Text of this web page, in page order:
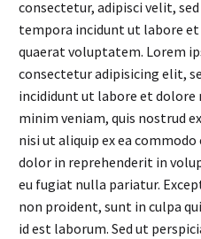
consectetur, adipisci velit,
tempora incidunt ut labore
quaerat voluptatem. Lorem
consectetur adipisicing elit,
incididunt ut labore et dolore
minim veniam, quis nostrud
nisi ut aliquip ex ea
dolor in reprehenderit in
eu fugiat nulla pariatur.
non proident, sunt in culpa
id est laborum. Sed ut